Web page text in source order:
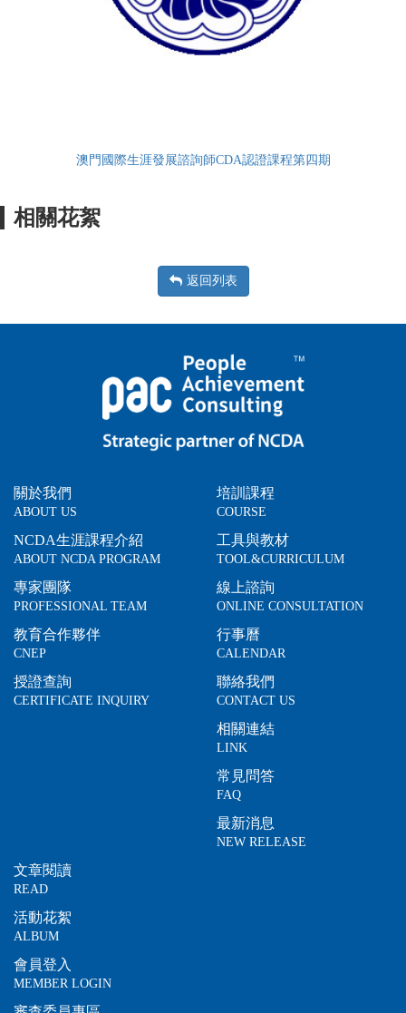
澳門國際生涯發展諮詢師CDA認證課程第四期
相關花絮
返回列表
關於我們
ABOUT US
NCDA生涯課程介紹
ABOUT NCDA PROGRAM
專家團隊
PROFESSIONAL TEAM
教育合作夥伴
CNEP
授證查詢
CERTIFICATE INQUIRY
培訓課程
COURSE
工具與教材
TOOL&CURRICULUM
線上諮詢
ONLINE CONSULTATION
行事曆
CALENDAR
聯絡我們
CONTACT US
相關連結
LINK
常見問答
FAQ
最新消息
NEW RELEASE
文章閱讀
READ
活動花絮
ALBUM
會員登入
MEMBER LOGIN